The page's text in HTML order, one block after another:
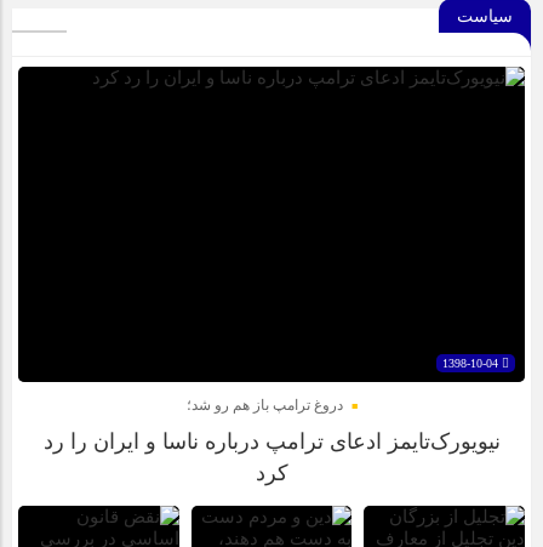
سیاست
دروغ ترامپ باز هم رو شد؛
نیویورک‌تایمز ادعای ترامپ درباره ناسا و ایران را رد
کرد